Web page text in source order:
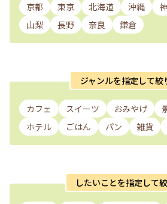
京都 東京 北海道 沖縄
山梨
長野 奈良 鎌倉
ジャンルを指定して絞
カフェ スイーツ おみやげ
ホテル
ごはん パン 雑貨
したいことを指定して